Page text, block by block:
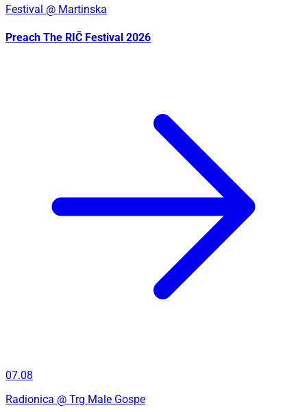
Festival @ Martinska
Preach The RIČ Festival 2026
07.08
Radionica @ Trg Male Gospe